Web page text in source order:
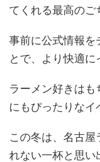
てくれる最高のご
事前に公式情報を
とで、より快適に
ラーメン好きは
にもぴったりなイ
この冬は、名古
れない一杯と思い